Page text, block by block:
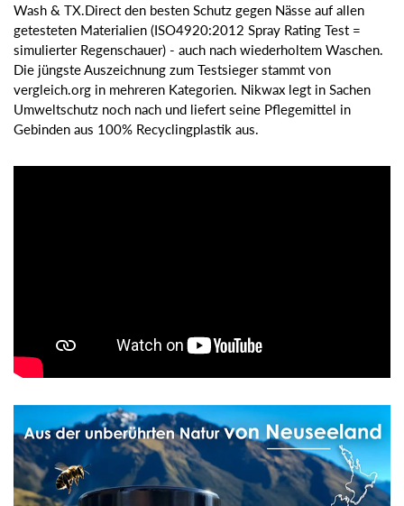
Wash & TX.Direct den besten Schutz gegen Nässe auf allen
getesteten Materialien (ISO4920:2012 Spray Rating Test =
simulierter Regenschauer) - auch nach wiederholtem Waschen.
Die jüngste Auszeichnung zum Testsieger stammt von
vergleich.org in mehreren Kategorien. Nikwax legt in Sachen
Umweltschutz noch nach und liefert seine Pflegemittel in
Gebinden aus 100% Recyclingplastik aus.